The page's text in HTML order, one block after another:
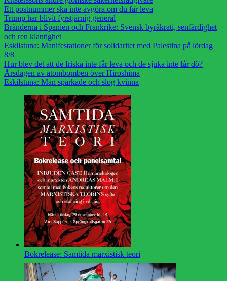
Ett postnummer ska inte avgöra om du får leva
Trump har blivit fyrstjärnig general
Bränderna i Spanien och Frankrike: Svensk byråkrati, senfärdighet
och ren klantighet
Eskilstuna: Manifestationer för solidaritet med Palestina på lördag
8/8
Hur blev det att de friska inte får leva och de sjuka inte får dö?
Årsdagen av atombomben över Hiroshima
Eskilstuna: Man sparkade och slog kvinna
Bokrelease: Samtida marxistisk teori